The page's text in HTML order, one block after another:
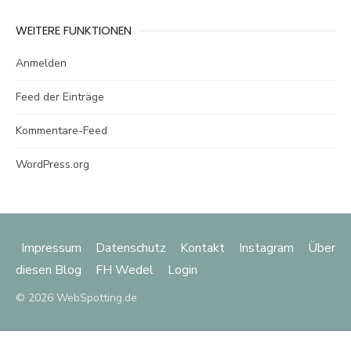
WEITERE FUNKTIONEN
Anmelden
Feed der Einträge
Kommentare-Feed
WordPress.org
Impressum Datenschutz Kontakt Instagram
Über
diesen Blog
FH Wedel Login
© 2026 WebSpotting.de